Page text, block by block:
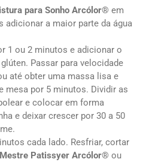
para Sonho Arcólor® em
adicionar a maior parte da água
1 ou 2 minutos e adicionar o
Passar para velocidade
até obter uma massa lisa e
mesa por 5 minutos. Dividir as
e colocar em forma
e deixar crescer por 30 a 50
cada lado. Resfriar, cortar
Patissyer Arcólor® ou